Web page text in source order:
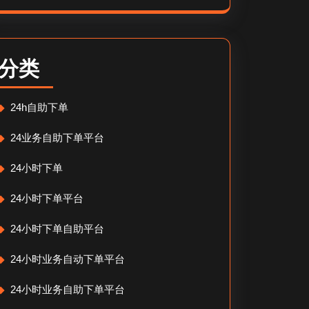
类
24h自助下单
24业务自助下单平台
24小时下单
24小时下单平台
24小时下单自助平台
24小时业务自动下单平台
24小时业务自助下单平台